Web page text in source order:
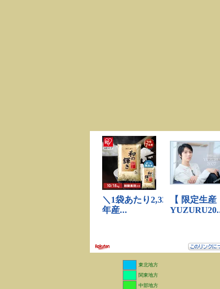
東北地方
関東地方
中部地方